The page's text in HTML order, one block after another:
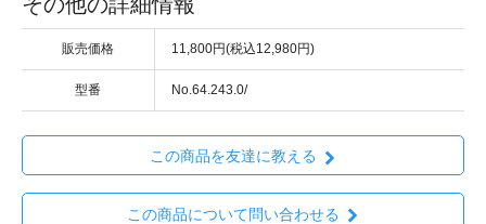
販売価格 11,800円(税込12,980円)
型番 No.64.243.0/
この商品を友達に教える
この商品について問い合わせる